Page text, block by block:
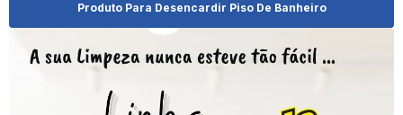
Empresa Revendedora De Shampoo Para Pet
Empresa De Shampoo Para Cachorro
Empresa De Shampoo Para Pet
Produto Para Desencardir Piso De Banheiro